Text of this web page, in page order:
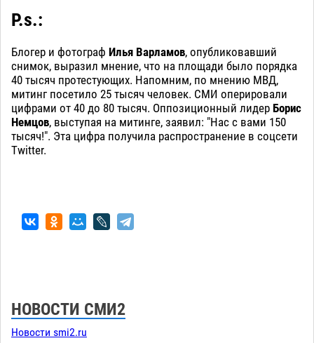
P.s.:
Блогер и фотограф Илья Варламов, опубликовавший
снимок, выразил мнение, что на площади было порядка
40 тысяч протестующих. Напомним, по мнению МВД,
митинг посетило 25 тысяч человек. СМИ оперировали
цифрами от 40 до 80 тысяч. Оппозиционный лидер Борис
Немцов, выступая на митинге, заявил: "Нас с вами 150
тысяч!". Эта цифра получила распространение в соцсети
Twitter.
НОВОСТИ СМИ2
Новости smi2.ru